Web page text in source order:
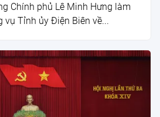
Chính phủ Lê Minh Hưng làm
vụ Tỉnh ủy Điện Biên về...